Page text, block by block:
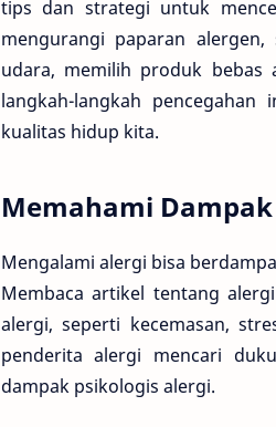
tips dan strategi untuk
mengurangi paparan
udara, memilih produk bebas
langkah-langkah
kualitas hidup kita.
Memahami
Mengalami alergi bisa
Membaca artikel tentang
alergi, seperti kecemasan,
penderita alergi mencari
dampak psikologis alergi.